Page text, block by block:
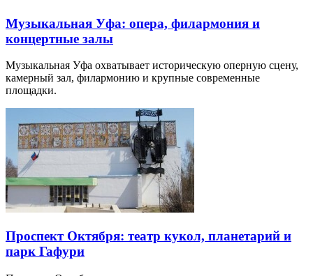
Музыкальная Уфа: опера, филармония и
концертные залы
Музыкальная Уфа охватывает историческую оперную сцену,
камерный зал, филармонию и крупные современные
площадки.
Проспект Октября: театр кукол, планетарий и
парк Гафури